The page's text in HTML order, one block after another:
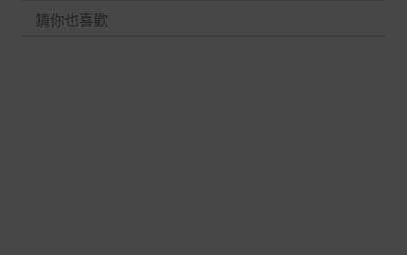
猜你也喜歡